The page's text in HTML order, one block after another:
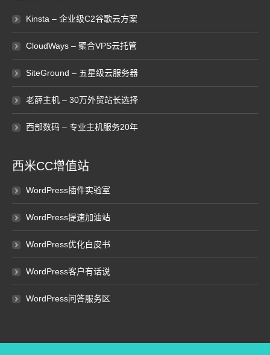
Kinsta – 企业级C2谷歌云方案
CloudWays – 聚合VPS云托管
SiteGround – 五星级云服务器
老薛主机 – 30万外贸站长选择
西部数码 – 专业主机服务20年
西米CC增值站
WordPress插件实验室
WordPress提速加油站
WordPress优化白皮书
WordPress客户有话说
WordPress问答服务区